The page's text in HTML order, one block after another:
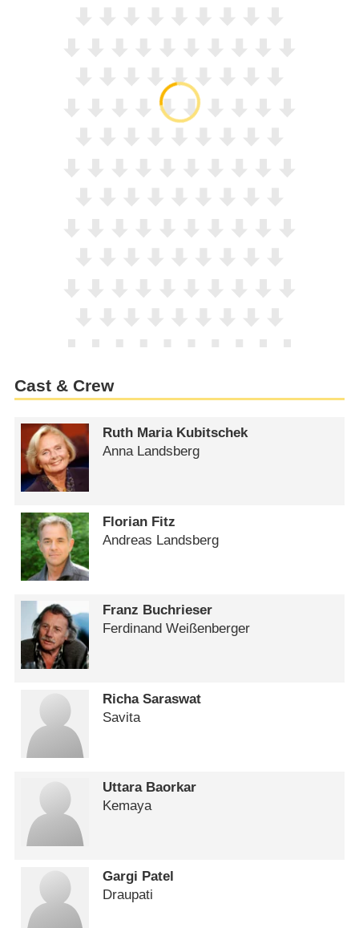
Cast & Crew
Ruth Maria Kubitschek
Anna Landsberg
Florian Fitz
Andreas Landsberg
Franz Buchrieser
Ferdinand Weißenberger
Richa Saraswat
Savita
Uttara Baorkar
Kemaya
Gargi Patel
Draupati